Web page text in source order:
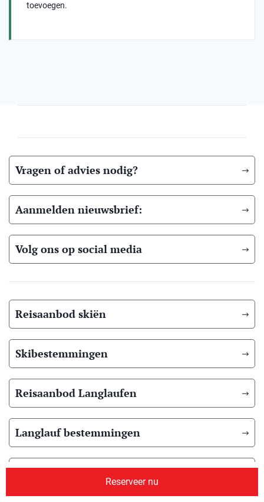
toevoegen.
Reserveer nu
Vragen of advies nodig?
Aanmelden nieuwsbrief:
Volg ons op social media
Reisaanbod skiën
Skibestemmingen
Reisaanbod Langlaufen
Langlauf bestemmingen
Reisaanbod zomer